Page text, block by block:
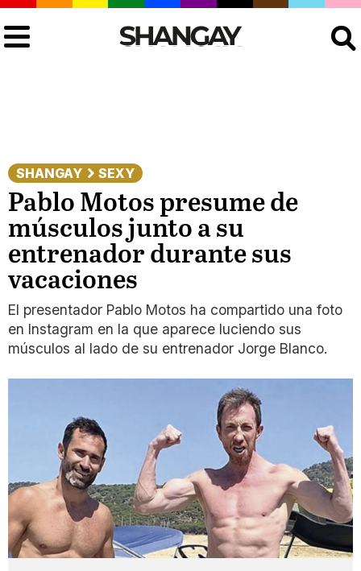
SHANGAY SEXY
Pablo Motos presume de
músculos junto a su
entrenador durante sus
vacaciones
El presentador Pablo Motos ha compartido una foto
en Instagram en la que aparece luciendo sus
músculos al lado de su entrenador Jorge Blanco.